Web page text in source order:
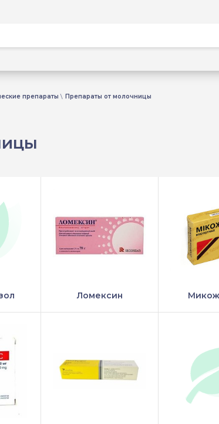
препараты Препараты от молочницы
Ломексин